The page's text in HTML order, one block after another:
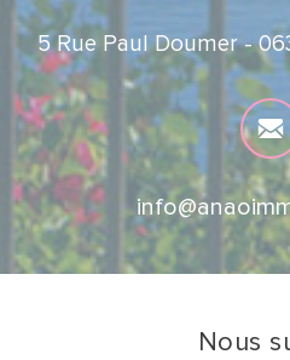
5 Rue Paul Doumer -
Nous